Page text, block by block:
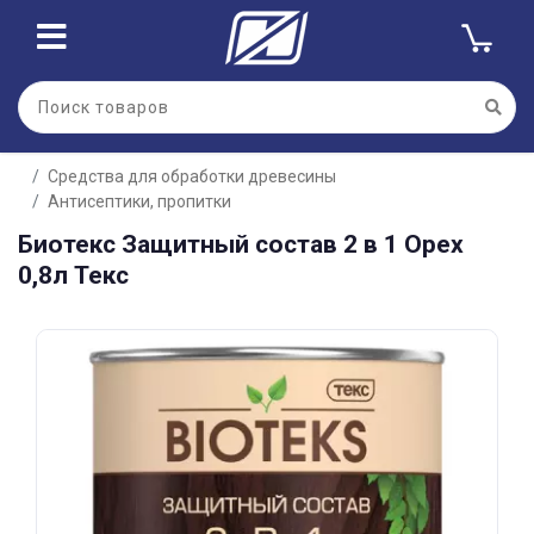
Средства для обработки древесины
Антисептики, пропитки
Биотекс Защитный состав 2 в 1 Орех
0,8л Текс
Для клиентов всех банков
Разбейте
оплатуна части
без переплат
График платежей